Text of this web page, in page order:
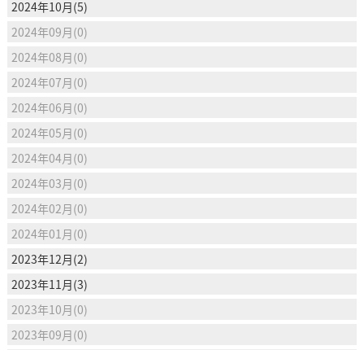
2024年10月(5)
2024年09月(0)
2024年08月(0)
2024年07月(0)
2024年06月(0)
2024年05月(0)
2024年04月(0)
2024年03月(0)
2024年02月(0)
2024年01月(0)
2023年12月(2)
2023年11月(3)
2023年10月(0)
2023年09月(0)